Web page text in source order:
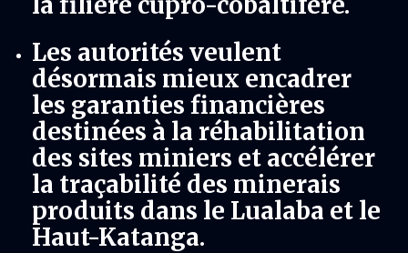
Les autorités veulent
désormais mieux encadrer
les garanties financières
destinées à la réhabilitation
des sites miniers et accélérer
la traçabilité des minerais
produits dans le Lualaba et le
Haut-Katanga.